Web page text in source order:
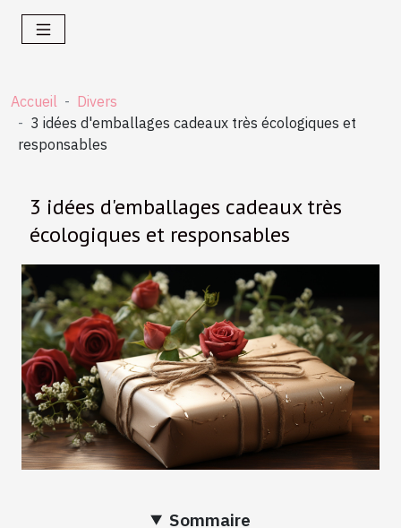
Accueil
Divers
3 idées d'emballages cadeaux très écologiques et
responsables
3 idées d'emballages cadeaux très
écologiques et responsables
Sommaire